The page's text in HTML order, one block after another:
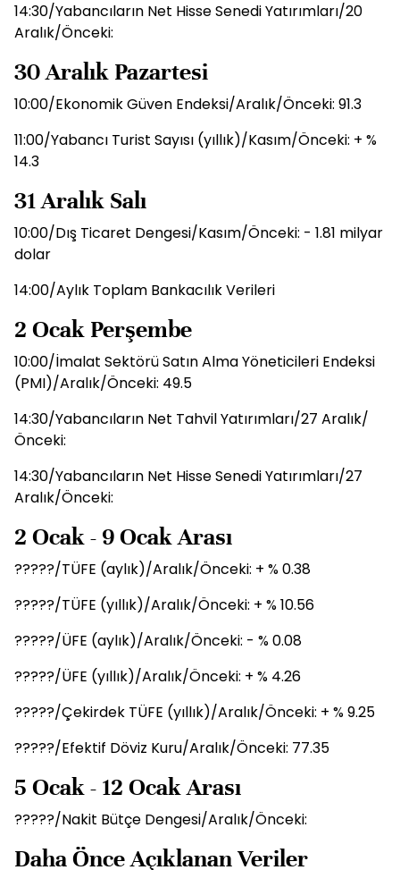
14:30/Yabancıların Net Hisse Senedi Yatırımları/20
Aralık/Önceki:
30 Aralık Pazartesi
10:00/Ekonomik Güven Endeksi/Aralık/Önceki: 91.3
11:00/Yabancı Turist Sayısı (yıllık)/Kasım/Önceki: + %
14.3
31 Aralık Salı
10:00/Dış Ticaret Dengesi/Kasım/Önceki: - 1.81 milyar
dolar
14:00/Aylık Toplam Bankacılık Verileri
2 Ocak Perşembe
10:00/İmalat Sektörü Satın Alma Yöneticileri Endeksi
(PMI)/Aralık/Önceki: 49.5
14:30/Yabancıların Net Tahvil Yatırımları/27 Aralık/
Önceki:
14:30/Yabancıların Net Hisse Senedi Yatırımları/27
Aralık/Önceki:
2 Ocak - 9 Ocak Arası
?????/TÜFE (aylık)/Aralık/Önceki: + % 0.38
?????/TÜFE (yıllık)/Aralık/Önceki: + % 10.56
?????/ÜFE (aylık)/Aralık/Önceki: - % 0.08
?????/ÜFE (yıllık)/Aralık/Önceki: + % 4.26
?????/Çekirdek TÜFE (yıllık)/Aralık/Önceki: + % 9.25
?????/Efektif Döviz Kuru/Aralık/Önceki: 77.35
5 Ocak - 12 Ocak Arası
?????/Nakit Bütçe Dengesi/Aralık/Önceki:
Daha Önce Açıklanan Veriler